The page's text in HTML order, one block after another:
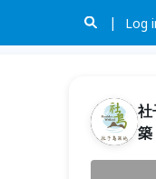
Log
社
築